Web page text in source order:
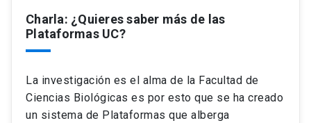
Charla: ¿Quieres saber más de las
Plataformas UC?
La investigación es el alma de la Facultad de
Ciencias Biológicas es por esto que se ha creado
un sistema de Plataformas que alberga